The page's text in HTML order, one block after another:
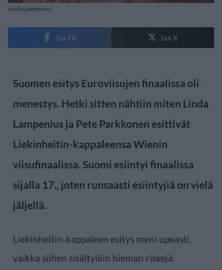
Linda Lampenius
Jaa FB Jaa X
Suomen esitys Euroviisujen finaalissa oli
menestys. Hetki sitten nähtiin miten Linda
Lampenius ja Pete Parkkonen esittivät
Liekinheitin-kappaleensa Wienin
viisufinaalissa. Suomi esiintyi finaalissa
sijalla 17., joten runsaasti esiintyjiä on vielä
jäljellä.
Liekinheitin-kappaleen esitys meni upeasti,
vaikka siihen sisältyikin hieman riskejä.